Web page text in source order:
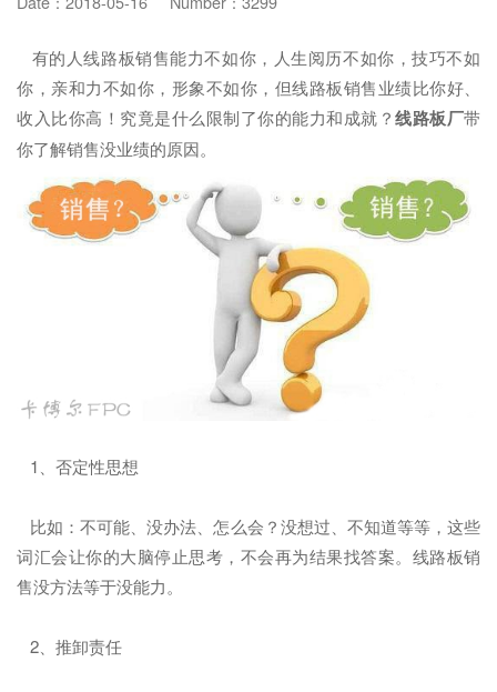
有的人线路板销售能力不如你，人生阅历不如你，技巧不如
你，亲和力不如你，形象不如你，但线路板销售业绩比你好、
收入比你高！究竟是什么限制了你的能力和成就？线路板厂带
你了解销售没业绩的原因。
1、否定性思想
比如：不可能、没办法、怎么会？没想过、不知道等等，这些
词汇会让你的大脑停止思考，不会再为结果找答案。线路板销
售没方法等于没能力。
2、推卸责任